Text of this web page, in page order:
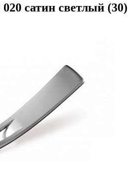
сатин светлый (30)